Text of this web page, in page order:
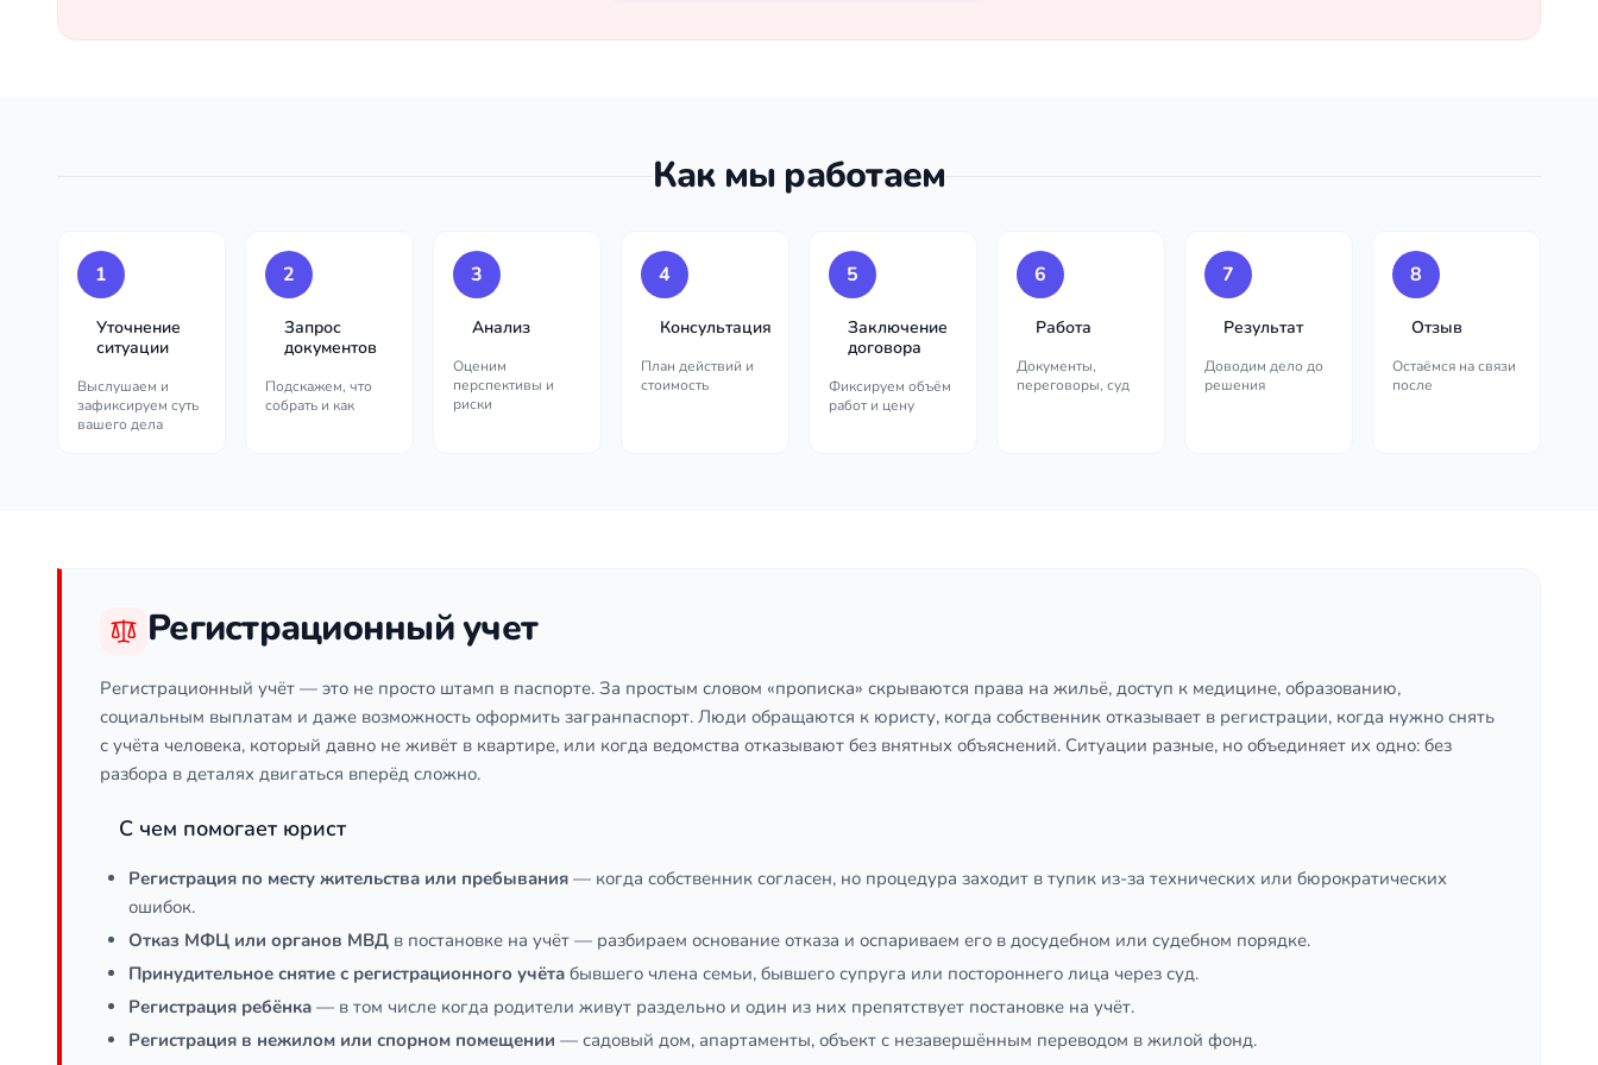
Как мы работаем
1
Уточнение
ситуации
Выслушаем и
зафиксируем суть
вашего дела
2
Запрос
документов
Подскажем, что
собрать и как
3
Анализ
Оценим
перспективы и
риски
4
Консультация
План действий и
стоимость
5
Заключение
договора
Фиксируем объём
работ и цену
6
Работа
Документы,
переговоры, суд
7
Результат
Доводим дело до
решения
8
Отзыв
Остаёмся на связи
после
Регистрационный учет
Регистрационный учёт — это не просто штамп в паспорте. За простым словом «прописка» скрываются права на жильё, доступ к медицине, образованию,
социальным выплатам и даже возможность оформить загранпаспорт. Люди обращаются к юристу, когда собственник отказывает в регистрации, когда нужно снять
с учёта человека, который давно не живёт в квартире, или когда ведомства отказывают без внятных объяснений. Ситуации разные, но объединяет их одно: без
разбора в деталях двигаться вперёд сложно.
С чем помогает юрист
Регистрация по месту жительства или пребывания — когда собственник согласен, но процедура заходит в тупик из-за технических или бюрократических
ошибок.
Отказ МФЦ или органов МВД в постановке на учёт — разбираем основание отказа и оспариваем его в досудебном или судебном порядке.
Принудительное снятие с регистрационного учёта бывшего члена семьи, бывшего супруга или постороннего лица через суд.
Регистрация ребёнка — в том числе когда родители живут раздельно и один из них препятствует постановке на учёт.
Регистрация в нежилом или спорном помещении — садовый дом, апартаменты, объект с незавершённым переводом в жилой фонд.